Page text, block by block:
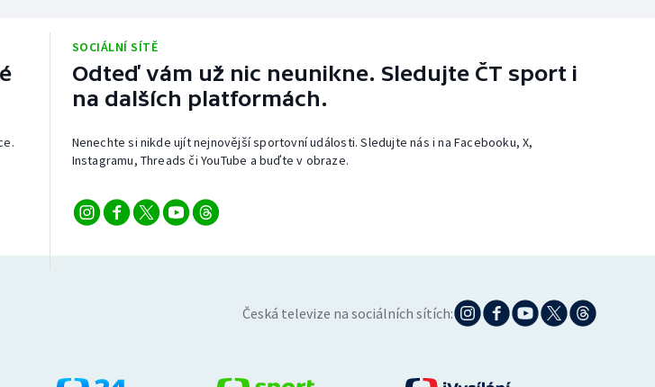
SOCIÁLNÍ SÍTĚ
Odteď vám už nic neunikne. Sledujte ČT sport i
na dalších platformách.
Nenechte si nikde ujít nejnovější sportovní události. Sledujte nás i na Facebooku, X,
Instagramu, Threads či YouTube a buďte v obraze.
Česká televize na sociálních sítích: